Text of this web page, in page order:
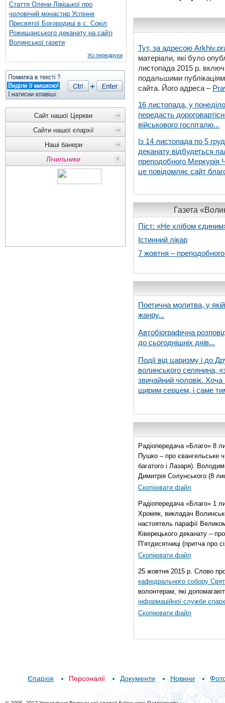
Стаття Олени Лівіцької про
чоловічий монастир Успіння
Пресвятої Богородиці в с. Сокіл
Рожищанського деканату на сайті
Волинської газети
Усі передруки
Сайт нашої Церкви
Сайти нашої єпархії
Наші банери
Лічильники
Тут, за адресою
матеріали, які було
листопада 2015 р.
подальшими
сайта. Його адреса –
16 листопада, у
передасть
військового госпіталю...
Із 14 листопада по 5
деканату відбудеться
преподобного Меркурія
це повідомляє сайт
Газета
Піст: «Не хлібом
Істинний лікар
7 жовтня –
Поетична молитва, у
жанру...
Автобіографічна
до сьогоднішніх днів...
Події від царизму і до
волинського селянина,
звичайний чоловік. Хоча
щирим серцем, і саме
Радіопередача «Благо» 8
Пушко – про євангельське
багатого і Лазаря).
Димитрія Солунського (8
Скопіювати файл
Радіопередача «Благо» 1
Хромяк, викладач
настоятель парафії
Ківерецького деканату –
П’ятдесятниці (притча про
Скопіювати файл
25 жовтня 2015 р. Слово
кафедрального собору
волонтерам, які
інформаційної служби
Скопіювати файл
Єпархія Персоналії Документи Новини